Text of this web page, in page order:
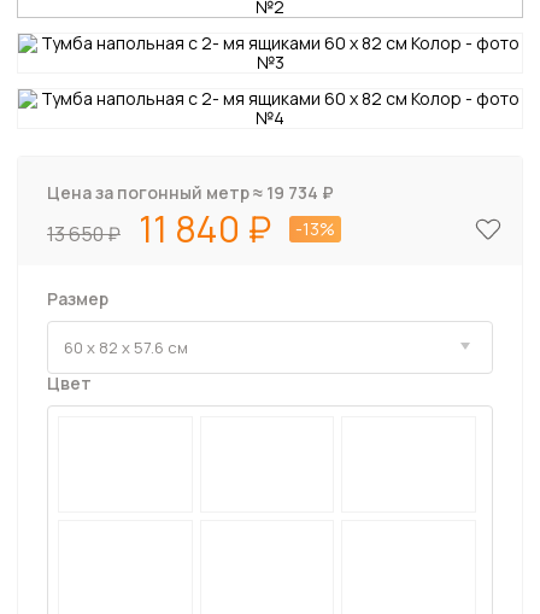
Цена за погонный метр ≈ 19 734 ₽
13 650 11 840 -13%
Размер
Цвет